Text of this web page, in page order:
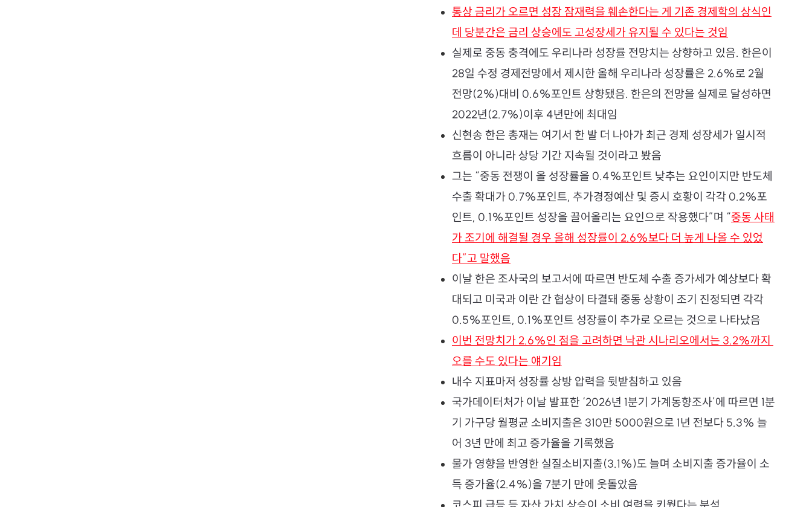
통상 금리가 오르면 성장 잠재력을 훼손한다는 게 기존 경제학의 상식인
데 당분간은 금리 상승에도 고성장세가 유지될 수 있다는 것임
실제로 중동 충격에도 우리나라 성장률 전망치는 상향하고 있음. 한은이
28일 수정 경제전망에서 제시한 올해 우리나라 성장률은 2.6%로 2월
전망(2%)대비 0.6%포인트 상향됐음. 한은의 전망을 실제로 달성하면
2022년(2.7%)이후 4년만에 최대임
신현송 한은 총재는 여기서 한 발 더 나아가 최근 경제 성장세가 일시적
흐름이 아니라 상당 기간 지속될 것이라고 봤음
그는 “중동 전쟁이 올 성장률을 0.4%포인트 낮추는 요인이지만 반도체
수출 확대가 0.7%포인트, 추가경정예산 및 증시 호황이 각각 0.2%포
인트, 0.1%포인트 성장을 끌어올리는 요인으로 작용했다”며 “중동 사태
가 조기에 해결될 경우 올해 성장률이 2.6%보다 더 높게 나올 수 있었
다”고 말했음
이날 한은 조사국의 보고서에 따르면 반도체 수출 증가세가 예상보다 확
대되고 미국과 이란 간 협상이 타결돼 중동 상황이 조기 진정되면 각각
0.5%포인트, 0.1%포인트 성장률이 추가로 오르는 것으로 나타났음
이번 전망치가 2.6%인 점을 고려하면 낙관 시나리오에서는 3.2%까지
오를 수도 있다는 얘기임
내수 지표마저 성장률 상방 압력을 뒷받침하고 있음
국가데이터처가 이날 발표한 ‘2026년 1분기 가계동향조사’에 따르면 1분
기 가구당 월평균 소비지출은 310만 5000원으로 1년 전보다 5.3% 늘
어 3년 만에 최고 증가율을 기록했음
물가 영향을 반영한 실질소비지출(3.1%)도 늘며 소비지출 증가율이 소
득 증가율(2.4%)을 7분기 만에 웃돌았음